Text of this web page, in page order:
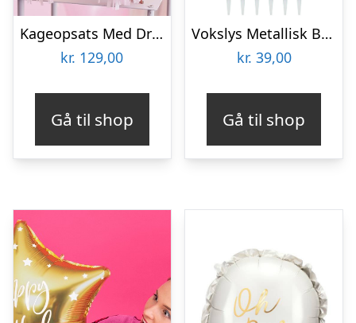
Kageopsats Med Drinksholder
kr. 129,00
Gå til shop
Vokslys Metallisk Bronze
kr. 39,00
Gå til shop